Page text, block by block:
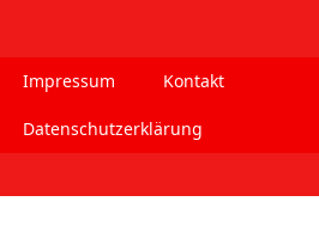
Impressum Kontakt
Datenschutzerklärung